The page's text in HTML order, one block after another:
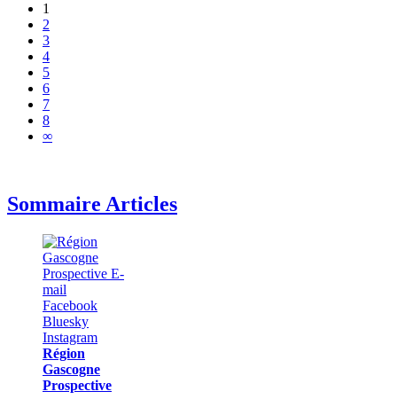
1
2
3
4
5
6
7
8
∞
Sommaire Articles
Région
Gascogne
Prospective